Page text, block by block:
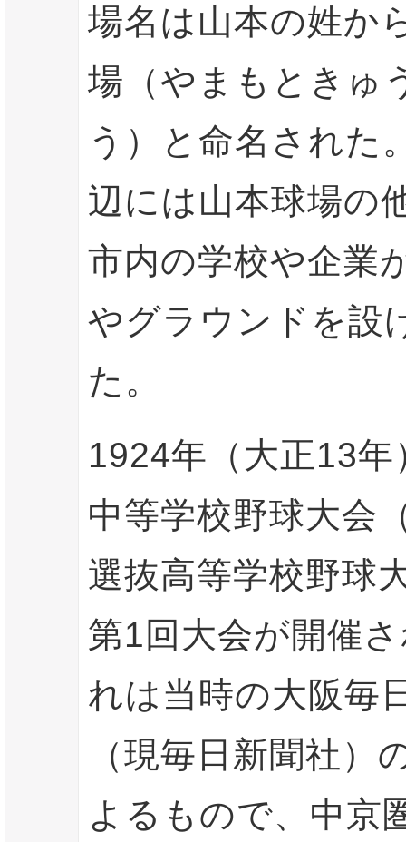
場名は山本の姓か
場（やまもときゅ
う）と命名された
辺には山本球場の
市内の学校や企業
やグラウンドを設
た。
1924年（大正13年
中等学校野球大会
選抜高等学校野球
第1回大会が開催
れは当時の大阪毎
（現毎日新聞社）
よるもので、中京